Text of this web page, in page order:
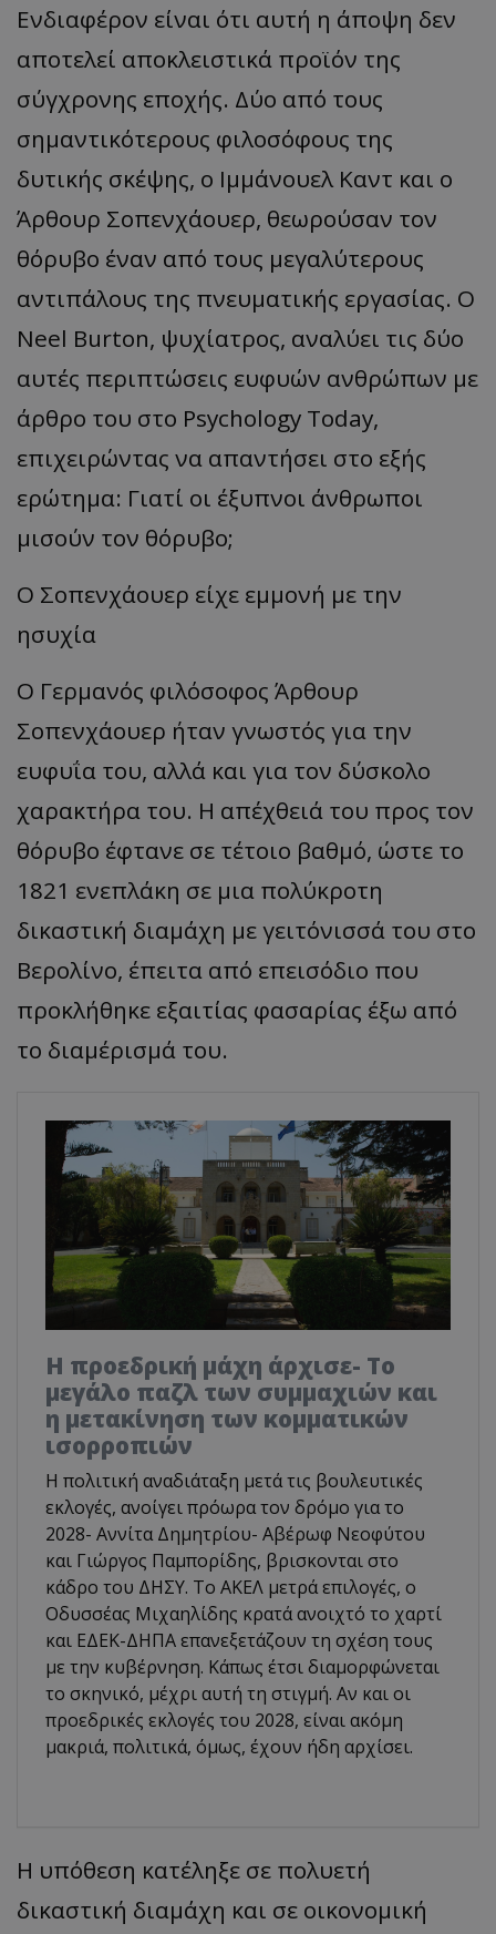
Ενδιαφέρον είναι ότι αυτή η άποψη δεν
αποτελεί αποκλειστικά προϊόν της
σύγχρονης εποχής. Δύο από τους
σημαντικότερους φιλοσόφους της
δυτικής σκέψης, ο Ιμμάνουελ Καντ και ο
Άρθουρ Σοπενχάουερ, θεωρούσαν τον
θόρυβο έναν από τους μεγαλύτερους
αντιπάλους της πνευματικής εργασίας. O
Neel Burton, ψυχίατρος, αναλύει τις δύο
αυτές περιπτώσεις ευφυών ανθρώπων με
άρθρο του στο Psychology Today,
επιχειρώντας να απαντήσει στο εξής
ερώτημα: Γιατί οι έξυπνοι άνθρωποι
μισούν τον θόρυβο;
Ο Σοπενχάουερ είχε εμμονή με την
ησυχία
Ο Γερμανός φιλόσοφος Άρθουρ
Σοπενχάουερ ήταν γνωστός για την
ευφυΐα του, αλλά και για τον δύσκολο
χαρακτήρα του. Η απέχθειά του προς τον
θόρυβο έφτανε σε τέτοιο βαθμό, ώστε το
1821 ενεπλάκη σε μια πολύκροτη
δικαστική διαμάχη με γειτόνισσά του στο
Βερολίνο, έπειτα από επεισόδιο που
προκλήθηκε εξαιτίας φασαρίας έξω από
το διαμέρισμά του.
Η προεδρική μάχη άρχισε- Το
μεγάλο παζλ των συμμαχιών και
η μετακίνηση των κομματικών
ισορροπιών
Η πολιτική αναδιάταξη μετά τις βουλευτικές
εκλογές, ανοίγει πρόωρα τον δρόμο για το
2028- Αννίτα Δημητρίου- Αβέρωφ Νεοφύτου
και Γιώργος Παμπορίδης, βρισκονται στο
κάδρο του ΔΗΣΥ. Το ΑΚΕΛ μετρά επιλογές, ο
Οδυσσέας Μιχαηλίδης κρατά ανοιχτό το χαρτί
και ΕΔΕΚ-ΔΗΠΑ επανεξετάζουν τη σχέση τους
με την κυβέρνηση. Κάπως έτσι διαμορφώνεται
το σκηνικό, μέχρι αυτή τη στιγμή. Αν και οι
προεδρικές εκλογές του 2028, είναι ακόμη
μακριά, πολιτικά, όμως, έχουν ήδη αρχίσει.
Η υπόθεση κατέληξε σε πολυετή
δικαστική διαμάχη και σε οικονομική